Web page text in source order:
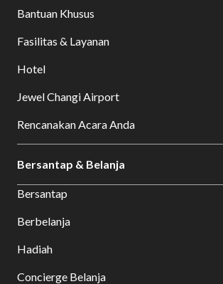
Bantuan Khusus
Fasilitas & Layanan
Hotel
Jewel Changi Airport
Rencanakan Acara Anda
Bersantap & Belanja
Bersantap
Berbelanja
Hadiah
Concierge Belanja